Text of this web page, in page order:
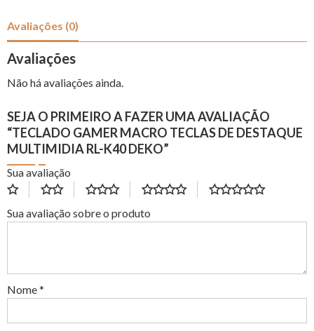
Avaliações (0)
Avaliações
Não há avaliações ainda.
SEJA O PRIMEIRO A FAZER UMA AVALIAÇÃO
“TECLADO GAMER MACRO TECLAS DE DESTAQUE
MULTIMIDIA RL-K40 DEKO”
Sua avaliação
Sua avaliação sobre o produto
Nome*